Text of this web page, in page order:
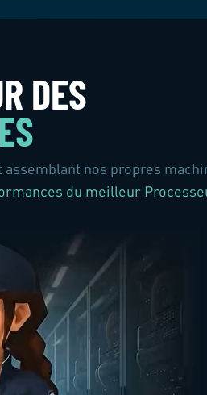
DES
assemblant nos propres
du meilleur